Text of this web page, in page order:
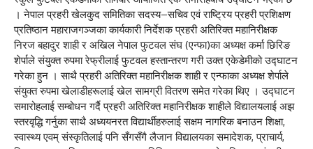
। नेपाल प्रहरी खेलकुद समितिका सदस्य–सचिव एवं राष्ट्रिय प्रहरी प्रशिक्षण
प्रतिष्ठान महाराजगञ्जका कार्यकारी निर्देशक प्रहरी अतिरिक्त महानिरीक्षक
निरज बहादुर शाही र अखिल नेपाल फुटवल संघ (एन्फा)का अध्यक्ष कर्मा छिरिङ
शेर्पाले संयुक्त रुपमा रेफ्रीलाई फुटवल हस्तान्तरण गरी उक्त एकेडेमीको उद्‍घाटन
गरेका हुन । साथै प्रहरी अतिरिक्त महानिरीक्षक शाही र एन्फाका अध्यक्ष शेर्पाले
संयुक्त रुपमा खेलाडीहरूलाई खेल सामग्री वितरण समेत गरेका थिए । उद्‍घाटन
समारोहलाई सम्बोधन गर्दै प्रहरी अतिरिक्त महानिरीक्षक शाहीले विद्यालयलाई अझ
स्तरवृद्धि गर्नुका साथै अध्ययनरत विद्यार्थीहरुलाई सक्षम नागरिक बनाउन शिक्षा,
स्वास्थ्य एवम् संस्कृतिलाई पनि सँगसँगै लैजान विद्यालयका समादेशक, प्राचार्य,